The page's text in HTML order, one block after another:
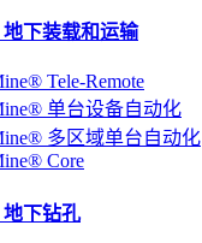
下装载和运输
Tele-Remote
单台设备自动化
多区域单台自动化
Core
下钻孔